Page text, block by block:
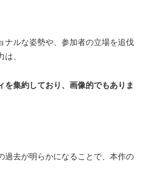
ナルな姿勢や、参加者の立場を追伐
は、
を集約しており、画像的でもありま
過去が明らかになることで、本作の